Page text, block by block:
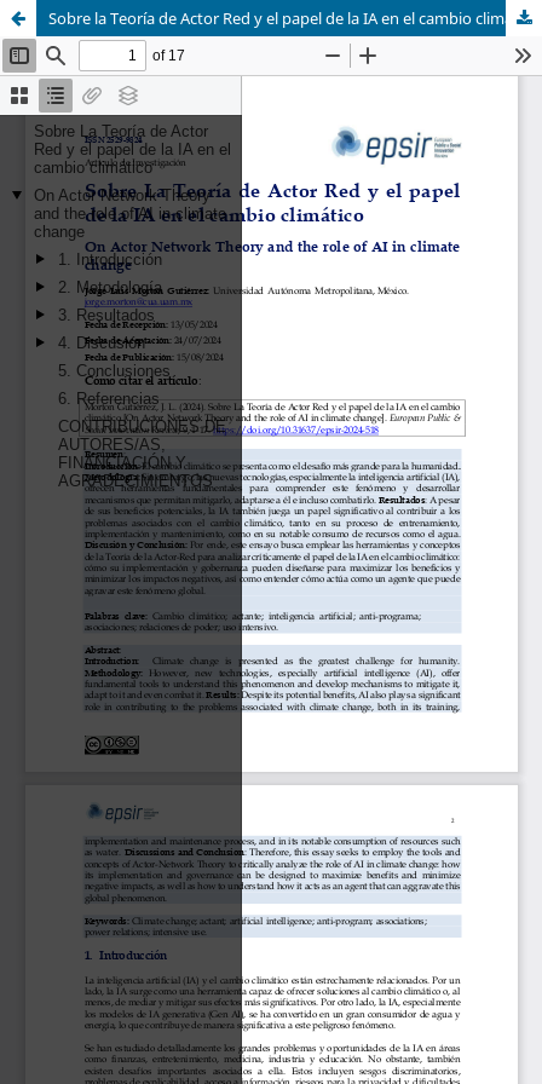
Sobre la Teoría de Actor Red y el papel de la IA en el cambio climático